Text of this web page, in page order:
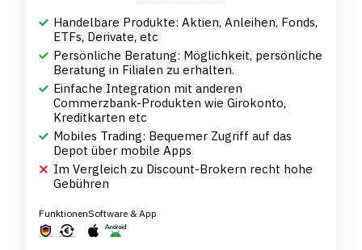
Handelbare Produkte: Aktien, Anleihen, Fonds,
ETFs, Derivate, etc
Persönliche Beratung: Möglichkeit, persönliche
Beratung in Filialen zu erhalten.
Einfache Integration mit anderen
Commerzbank-Produkten wie Girokonto,
Kreditkarten etc
Mobiles Trading: Bequemer Zugriff auf das
Depot über mobile Apps
Im Vergleich zu Discount-Brokern recht hohe
Gebühren
FunktionenSoftware & App